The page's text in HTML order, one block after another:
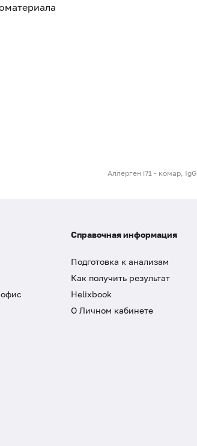
Аллерген i71 - комар, IgG
Справочная информация
Подготовка к анализам
Как получить результат
Helixbook
О Личном кабинете